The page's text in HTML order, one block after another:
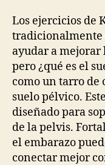
Los ejercicios de
tradicionalmente
ayudar a
pero ¿qué es el
como un tarro de
suelo pélvico.
diseñado para
de la pelvis.
el embarazo
conectar mejor